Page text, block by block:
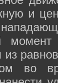
и
из
во